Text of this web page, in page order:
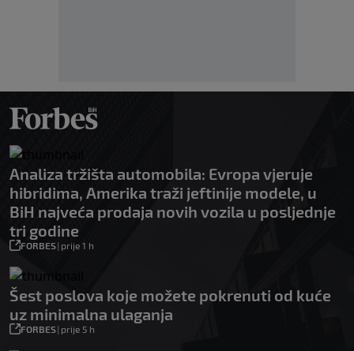
Analiza tržišta automobila: Evropa vjeruje
hibridima, Amerika traži jeftinije modele, u
BiH najveća prodaja novih vozila u posljednje
tri godine
FORBES| prije 1 h
Šest poslova koje možete pokrenuti od kuće
uz minimalna ulaganja
FORBES| prije 5 h